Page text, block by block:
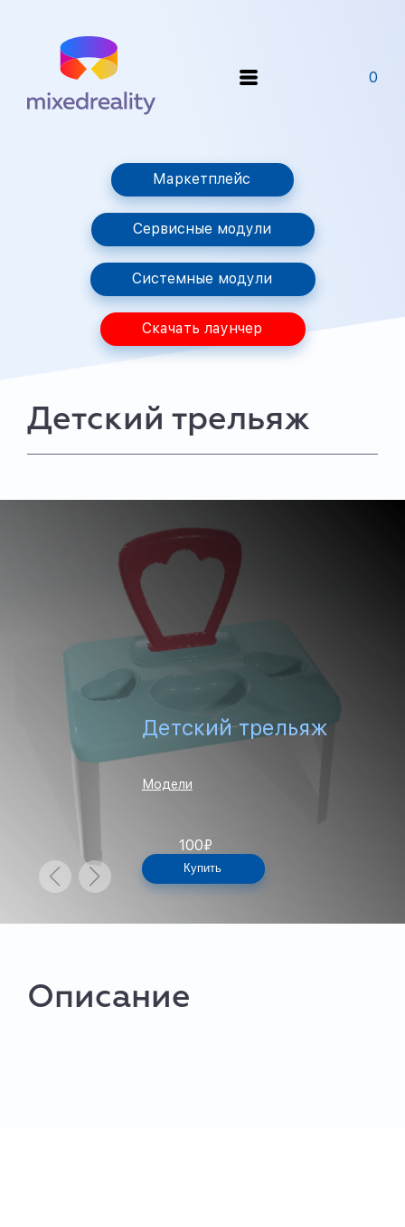
0
Маркетплейс
Сервисные модули
Системные модули
Скачать лаунчер
Детский трельяж
Детский трельяж
Модели
100₽
Купить
Описание